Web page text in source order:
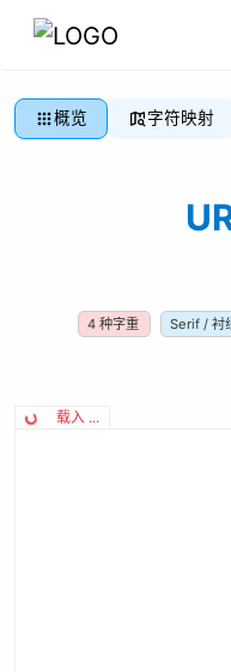
概览 字符映射
4 种字重 Serif / 衬
载入 ...